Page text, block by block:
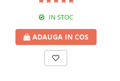
IN STOC
ADAUGA IN COS